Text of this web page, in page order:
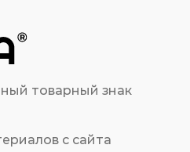
товарный знак
с сайта